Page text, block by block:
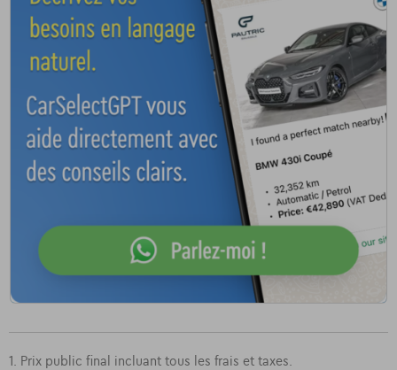
1. Prix public final incluant tous les frais et taxes.